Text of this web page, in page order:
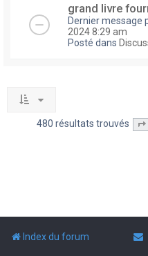
grand livre
Dernier message
2024 8:29 am
Posté dans
480 résultats trouvés
Index du forum